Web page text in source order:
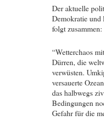
Der aktuelle
Demokratie und
folgt zusammen:
“Wetterchaos
Dürren, die
verwüsten.
versauerte
das halbwegs
Bedingungen
Gefahr für die